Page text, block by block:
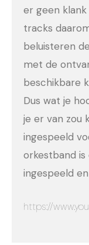
er geen klank
tracks
beluisteren
met de
beschikbare
Dus wat je
je er van zou
ingespeeld
orkestband is
ingespeeld
https://